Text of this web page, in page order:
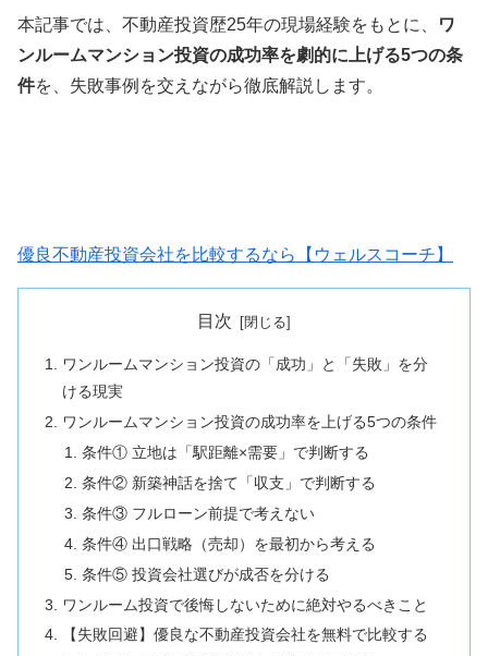
本記事では、不動産投資歴25年の現場経験をもとに、
ワ
ンルームマンション投資の成功率を劇的に上げる5つの条
件を、失敗事例を交えながら徹底解説します。
優良不動産投資会社を比較するなら【ウェルスコーチ】
目次
ワンルームマンション投資の「成功」と「失敗」を分
ける現実
ワンルームマンション投資の成功率を上げる5つの条件
条件① 立地は「駅距離×需要」で判断する
条件② 新築神話を捨て「収支」で判断する
条件③ フルローン前提で考えない
条件④ 出口戦略（売却）を最初から考える
条件⑤ 投資会社選びが成否を分ける
ワンルーム投資で後悔しないために絶対やるべきこと
【失敗回避】優良な不動産投資会社を無料で比較する